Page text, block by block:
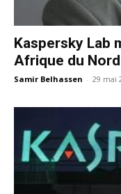
Kaspersky Lab
Afrique du Nord
Samir Belhassen - 29 mai